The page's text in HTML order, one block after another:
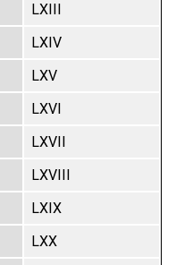
LXIII
LXIV
LXV
LXVI
LXVII
LXVIII
LXIX
LXX